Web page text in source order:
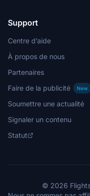
Support
Centre d’aide
À propos de nous
Partenaires
Faire de la publicité
New
Soumettre une actualité
Signaler un contenu
Statut
© 2026